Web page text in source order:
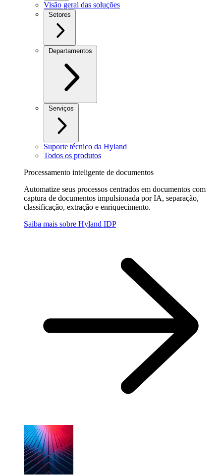
Visão geral das soluções
Setores
Departamentos
Serviços
Suporte técnico da Hyland
Todos os produtos
Processamento inteligente de documentos
Automatize seus processos centrados em documentos com
captura de documentos impulsionada por IA, separação,
classificação, extração e enriquecimento.
Saiba mais sobre Hyland IDP